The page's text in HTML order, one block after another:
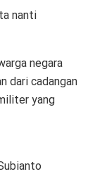
nanti
negara
dari cadangan
yang